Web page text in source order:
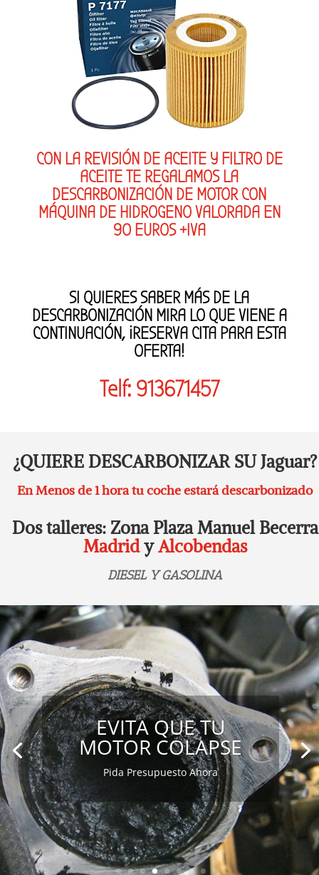
CON LA REVISIÓN DE ACEITE Y FILTRO DE
ACEITE TE REGALAMOS LA
DESCARBONIZACIÓN DE MOTOR CON
MÁQUINA DE HIDROGENO VALORADA EN
90 EUROS +IVA
SI QUIERES SABER MÁS DE LA
DESCARBONIZACIÓN MIRA LO QUE VIENE A
CONTINUACIÓN, ¡RESERVA CITA PARA ESTA
OFERTA!
Telf: 913671457
¿QUIERE DESCARBONIZAR SU Jaguar?
En Menos de 1 hora tu coche estará descarbonizado
Dos talleres: Zona Plaza Manuel Becerra
MadridyAlcobendas
DIESEL Y GASOLINA
EVITA QUE TU
MOTOR COLAPSE
Pida Presupuesto Ahora